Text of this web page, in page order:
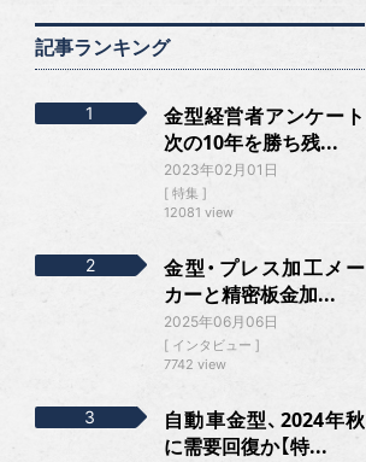
記事ランキング
金型経営者アンケート
次の10年を勝ち残...
2023年02月01日
特集
12081 view
金型・プレス加工メー
カーと精密板金加...
2025年06月06日
インタビュー
7742 view
自動車金型、2024年秋
に需要回復か【特...